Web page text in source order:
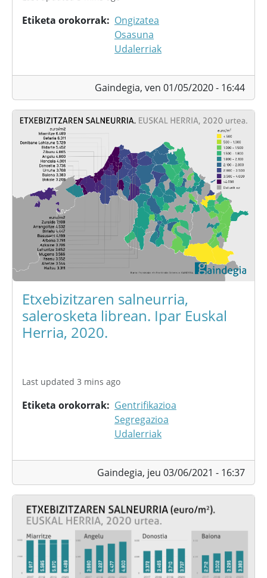
Etiketa orokorrak
Ongizatea
Osasuna
Udalerriak
Gaindegia, ven 01/05/2020 - 16:44
Etxebizitzaren salneurria,
salerosketa librean. Ipar Euskal
Herria, 2020.
Last updated 3 mins ago
Etiketa orokorrak
Gentrifikazioa
Segregazioa
Udalerriak
Gaindegia, jeu 03/06/2021 - 16:37